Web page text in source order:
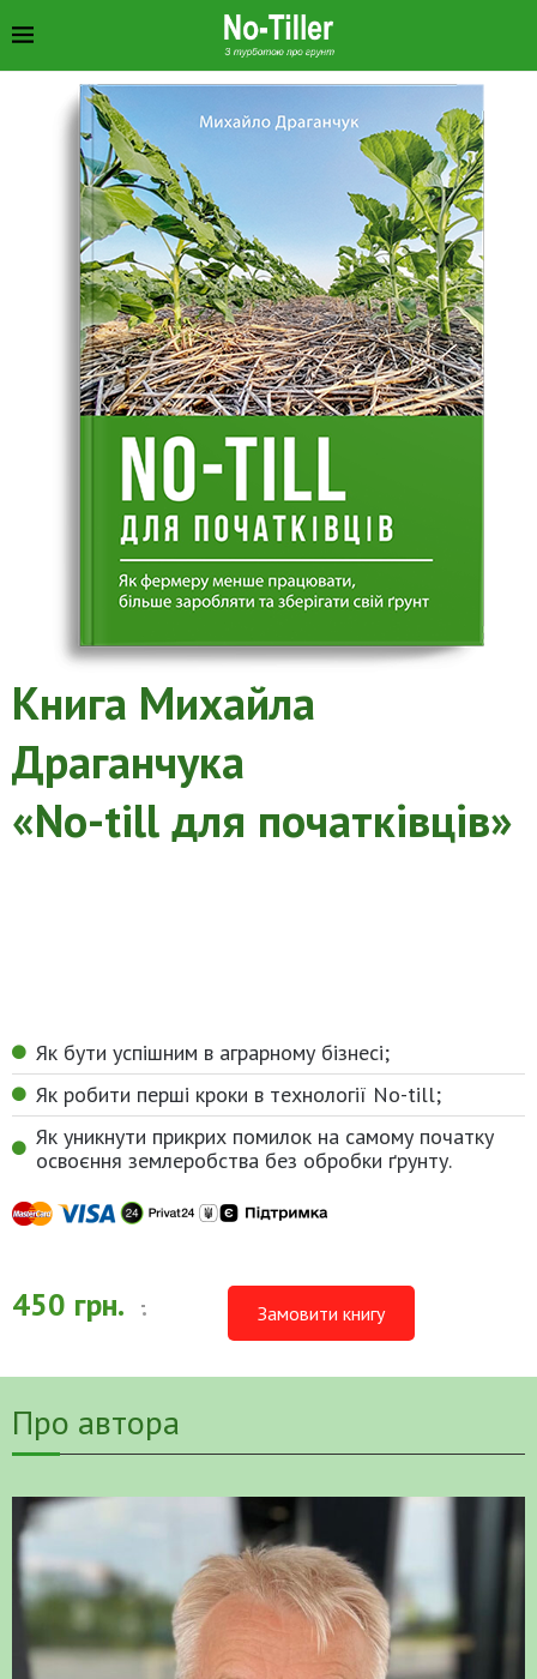
Книга Михайла
Драганчука
«No-till для початківців»
Як бути успішним в аграрному бізнесі;
Як робити перші кроки в технології No-till;
Як уникнути прикрих помилок на самому початку
освоєння землеробства без обробки ґрунту.
450 грн. . Замовити книгу
Про автора